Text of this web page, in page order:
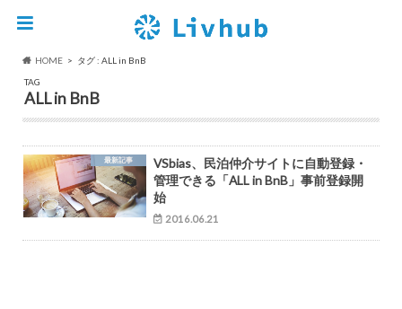
HOME
タグ : ALL in BnB
TAG
ALL in BnB
最新記事
VSbias、民泊仲介サイトに自動登録・
管理できる「ALL in BnB」事前登録開
始
2016.06.21